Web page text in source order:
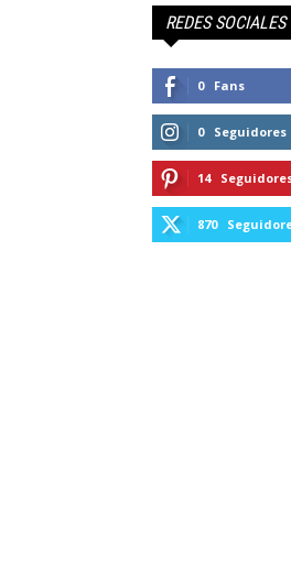
REDES SOCIALES
0 Fans
0 Seguidores
14
870